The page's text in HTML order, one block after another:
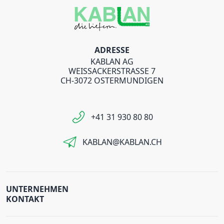
ADRESSE
KABLAN AG
WEISSACKERSTRASSE 7
CH-3072 OSTERMUNDIGEN
+41 31 930 80 80
KABLAN@KABLAN.CH
UNTERNEHMEN
KONTAKT